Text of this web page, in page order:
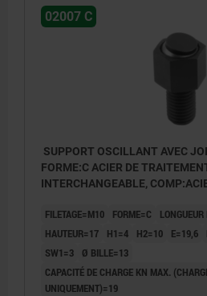
02007 C
SUPPORT OSCILLANT AVEC
FORME:C ACIER DE
INTERCHANGEABLE,
FILETAGE=M10 FORME=C
HAUTEUR=17
H1=4 H2=10 E=19,6
SW1=3
Ø BILLE=13
CAPACITÉ DE CHARGE KN MAX.
UNIQUEMENT)=19